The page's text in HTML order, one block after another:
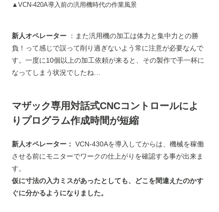
▲VCN-420A導入前の汎用機時代の作業風景
新人オペレーター
：また汎用機の加工は体力と集中力との勝
負！って感じで誤って削り過ぎないよう常に注意が必要なんで
す。一度に10個以上の加工依頼が来ると、その製作で手一杯に
なってしまう状況でしたね…
マザック専用対話式CNCコントロールによ
りプログラム作成時間が短縮
新人オペレーター： VCN-430Aを導入してからは、機械を稼働
させる前にモニターでワークの仕上がりを確認する事が出来ま
す。
仮に寸法の入力ミスがあったとしても、どこを間違えたのかす
ぐに分かるようになりました。